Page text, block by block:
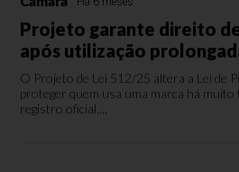
Projeto garante direito
após utilização
O Projeto de Lei 512/25 altera a Lei de
proteger quem usa uma marca há
registro oficial....